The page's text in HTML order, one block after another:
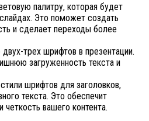
палитру, которая будет
Это поможет создать
и сделает переходы более
трех шрифтов в презентации.
загруженность текста и
шрифтов для заголовков,
текста. Это обеспечит
четкость вашего контента.